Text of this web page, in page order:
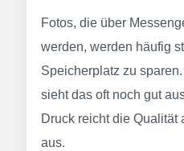
Fotos, die über
werden, werden häufig
Speicherplatz zu
sieht das oft noch gut
Druck reicht die Qualität
aus.